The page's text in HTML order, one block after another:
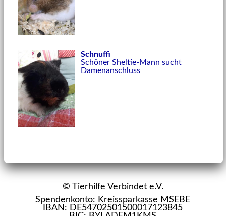
Schnuffi
Schöner Sheltie-Mann sucht
Damenanschluss
© Tierhilfe Verbindet e.V.
Spendenkonto: Kreissparkasse MSEBE
IBAN: DE54702501500017123845